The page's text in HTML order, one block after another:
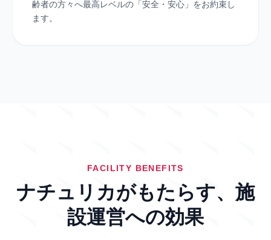
齢者の方々へ最高レベルの「安全・安心」をお約束し
ます。
FACILITY BENEFITS
ナチュリカがもたらす、施
設運営への効果